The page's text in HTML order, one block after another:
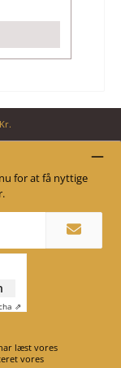
for at få nyttige
⇗
Ved at vælge Fortsæt bekræfter du, at du har læst vores
og accepteret vores